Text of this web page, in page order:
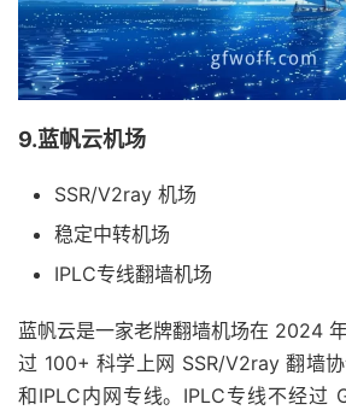
9.蓝帆云机场
SSR/V2ray 机场
稳定中转机场
IPLC专线翻墙机场
蓝帆云是一家老牌翻墙机场在 2024
过 100+ 科学上网 SSR/V2ray 翻墙
和IPLC内网专线。IPLC专线不经过